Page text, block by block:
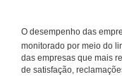
O desempenho das
monitorado por meio do
das empresas que mais
de satisfação,